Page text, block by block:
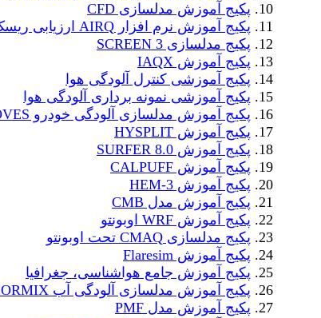
پکیج آموزش مدلسازی CFD
پکیج آموزش نرم افزار AIRQ ارزیابی ریسک
پکیج مدلسازی SCREEN 3
پکیج آموزش IAQX
پکیج آموزشی کنترل آلودگی هوا
پکیج آموزشی نمونه برداری آلودگی هوا
پکیج آموزش مدلسازی آلودگی خودرو MOVES
پکیج آموزش HYSPLIT
پکیج آموزش SURFER 8.0
پکیج آموزش CALPUFF
پکیج آموزش HEM-3
پکیج آموزش مدل CMB
پکیج آموزش WRF اوبونتو
پکیج مدلسازی CMAQ تحت اوبونتو
پکیج آموزش Flaresim
پکیج آموزش جامع هواشناسی، جغرافیا
پکیج آموزش مدلسازی آلودگی آب CORMIX
پکیج آموزش مدل PMF